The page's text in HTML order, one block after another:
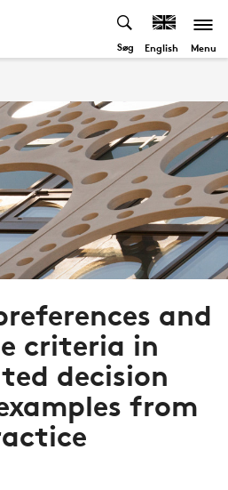
Søg English Menu
and
criteria in
decision
from